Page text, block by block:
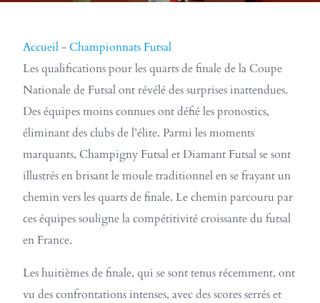
Accueil-Championnats Futsal
Les qualifications pour les quarts de finale de la Coupe
Nationale de Futsal ont révélé des surprises inattendues.
Des équipes moins connues ont défié les pronostics,
éliminant des clubs de l’élite. Parmi les moments
marquants, Champigny Futsal et Diamant Futsal se sont
illustrés en brisant le moule traditionnel en se frayant un
chemin vers les quarts de finale. Le chemin parcouru par
ces équipes souligne la compétitivité croissante du futsal
en France.
Les huitièmes de finale, qui se sont tenus récemment, ont
vu des confrontations intenses, avec des scores serrés et